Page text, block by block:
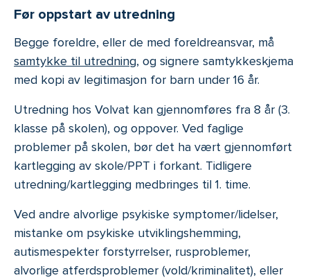
Før oppstart av utredning
Begge foreldre, eller de med foreldreansvar, må
samtykke til utredning, og signere samtykkeskjema
med kopi av legitimasjon for barn under 16 år.
Utredning hos Volvat kan gjennomføres fra 8 år (3.
klasse på skolen), og oppover. Ved faglige
problemer på skolen, bør det ha vært gjennomført
kartlegging av skole/PPT i forkant. Tidligere
utredning/kartlegging medbringes til 1. time.
Ved andre alvorlige psykiske symptomer/lidelser,
mistanke om psykiske utviklingshemming,
autismespekter forstyrrelser, rusproblemer,
alvorlige atferdsproblemer (vold/kriminalitet), eller